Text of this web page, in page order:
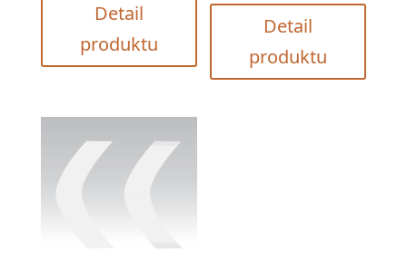
Detail
produktu
Detail
produktu